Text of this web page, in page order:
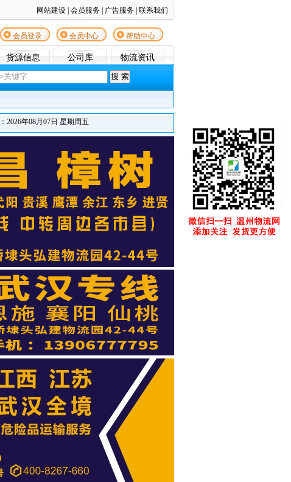
网站建设 会员服务 广告服务 联系我们
会员登录 会员中心 帮助中心
货源信息 公司库 物流资讯